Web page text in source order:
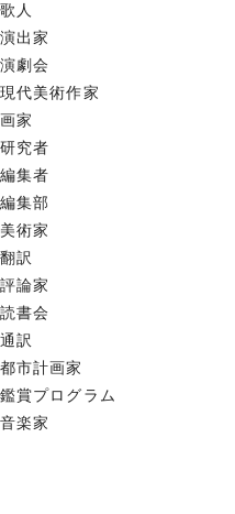
歌人
演出家
演劇会
現代美術作家
画家
研究者
編集者
編集部
美術家
翻訳
評論家
読書会
通訳
都市計画家
鑑賞プログラム
音楽家